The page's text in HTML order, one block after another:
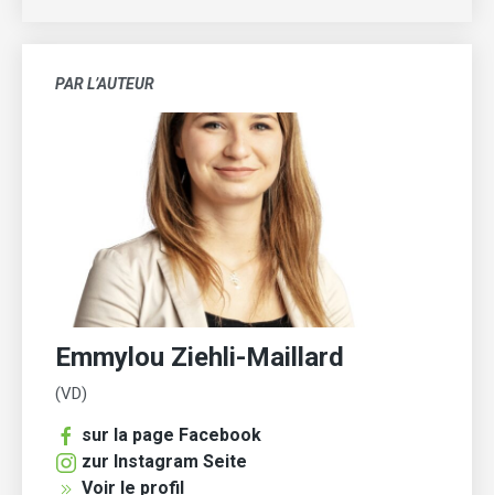
PAR L’AUTEUR
Emmylou Ziehli-Maillard
(VD)
sur la page Facebook
zur Instagram Seite
Voir le profil